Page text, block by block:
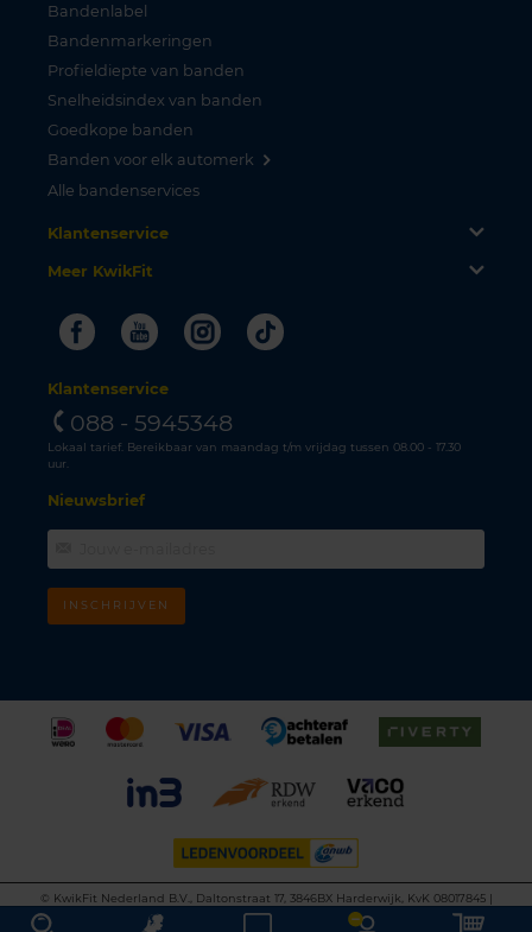
Bandenlabel
Bandenmarkeringen
Profieldiepte van banden
Snelheidsindex van banden
Goedkope banden
Banden voor elk automerk
Alle bandenservices
Klantenservice
Meer KwikFit
FacebookYoutubeInstagram
Tiktok
Klantenservice
088 - 5945348
Lokaal tarief. Bereikbaar van maandag t/m vrijdag tussen 08.00 - 17.30
uur.
Nieuwsbrief
INSCHRIJVEN
©
KwikFit Nederland B.V., Daltonstraat 17, 3846BX Harderwijk, KvK 08017845 |
Algemene voorwaarden
Privacyverklaring Cookiebeleid
Disclaimer